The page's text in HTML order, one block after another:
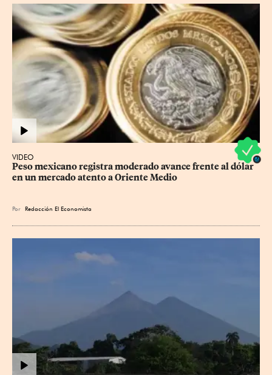
VIDEO
Peso mexicano registra moderado avance frente al dólar
en un mercado atento a Oriente Medio
Por Redacción El Economista